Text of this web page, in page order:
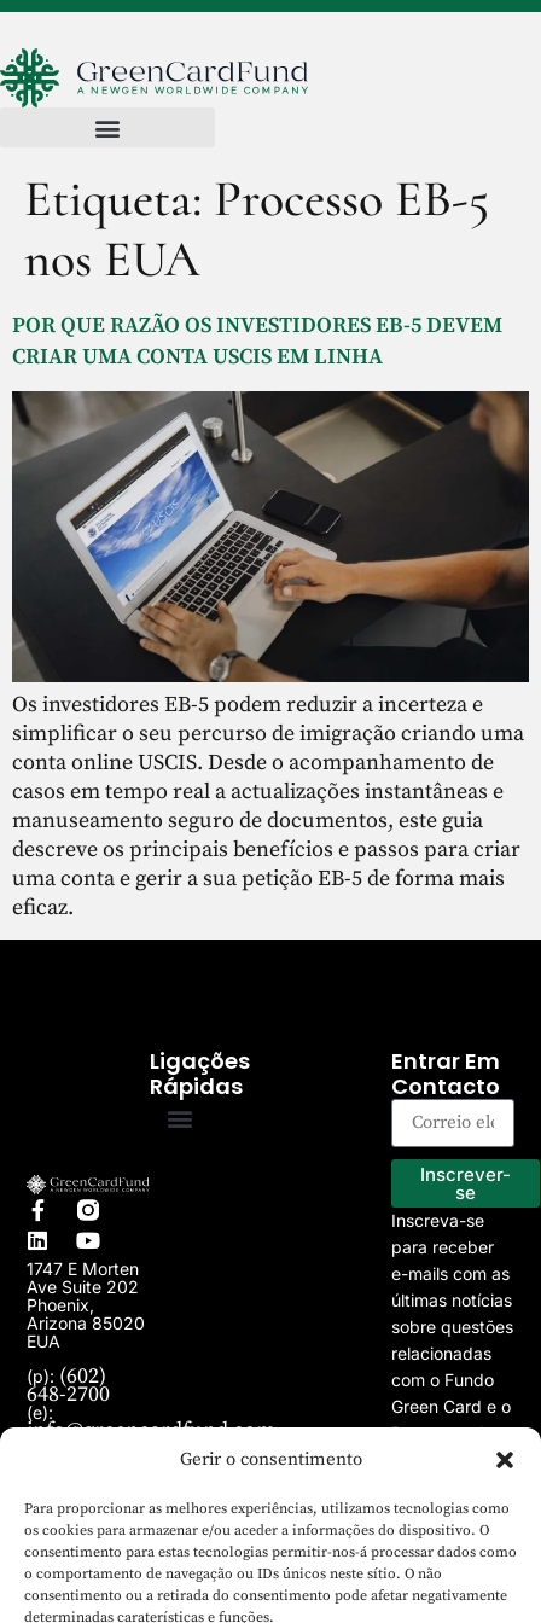
Gerir o consentimento
Para proporcionar as melhores experiências, utilizamos tecnologias como
os cookies para armazenar e/ou aceder a informações do dispositivo. O
consentimento para estas tecnologias permitir-nos-á processar dados como
o comportamento de navegação ou IDs únicos neste sítio. O não
consentimento ou a retirada do consentimento pode afetar negativamente
determinadas caraterísticas e funções.
Etiqueta: Processo EB-5
nos EUA
POR QUE RAZÃO OS INVESTIDORES EB-5 DEVEM
CRIAR UMA CONTA USCIS EM LINHA
Os investidores EB-5 podem reduzir a incerteza e
simplificar o seu percurso de imigração criando uma
conta online USCIS. Desde o acompanhamento de
casos em tempo real a actualizações instantâneas e
manuseamento seguro de documentos, este guia
descreve os principais benefícios e passos para criar
uma conta e gerir a sua petição EB-5 de forma mais
eficaz.
1747 E Morten
Ave Suite 202
Phoenix,
Arizona 85020
EUA
(p): (602)
648-2700
(e):
info@greencardfund.com
Ligações
Rápidas
Entrar Em
Contacto
Inscrever-
se
Inscreva-se
para receber
e-mails com as
últimas notícias
sobre questões
relacionadas
com o Fundo
Green Card e o
Programa de